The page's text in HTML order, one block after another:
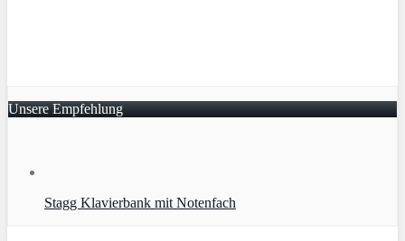
Unsere Empfehlung
Stagg Klavierbank mit Notenfach